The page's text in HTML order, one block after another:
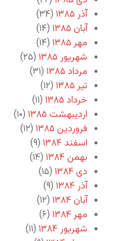
آذر ۱۳۸۵
(۳۴)
آبان ۱۳۸۵
(۱۴)
مهر ۱۳۸۵
(۱۴)
شهریور ۱۳۸۵
(۲۵)
مرداد ۱۳۸۵
(۳۱)
تیر ۱۳۸۵
(۱۲)
خرداد ۱۳۸۵
(۱۱)
اردیبهشت ۱۳۸۵
(۱۰)
فروردین ۱۳۸۵
(۱۲)
اسفند ۱۳۸۴
(۹)
بهمن ۱۳۸۴
(۱۴)
دی ۱۳۸۴
(۱۵)
آذر ۱۳۸۴
(۹)
آبان ۱۳۸۴
(۱۲)
مهر ۱۳۸۴
(۶)
شهریور ۱۳۸۴
(۱۱)